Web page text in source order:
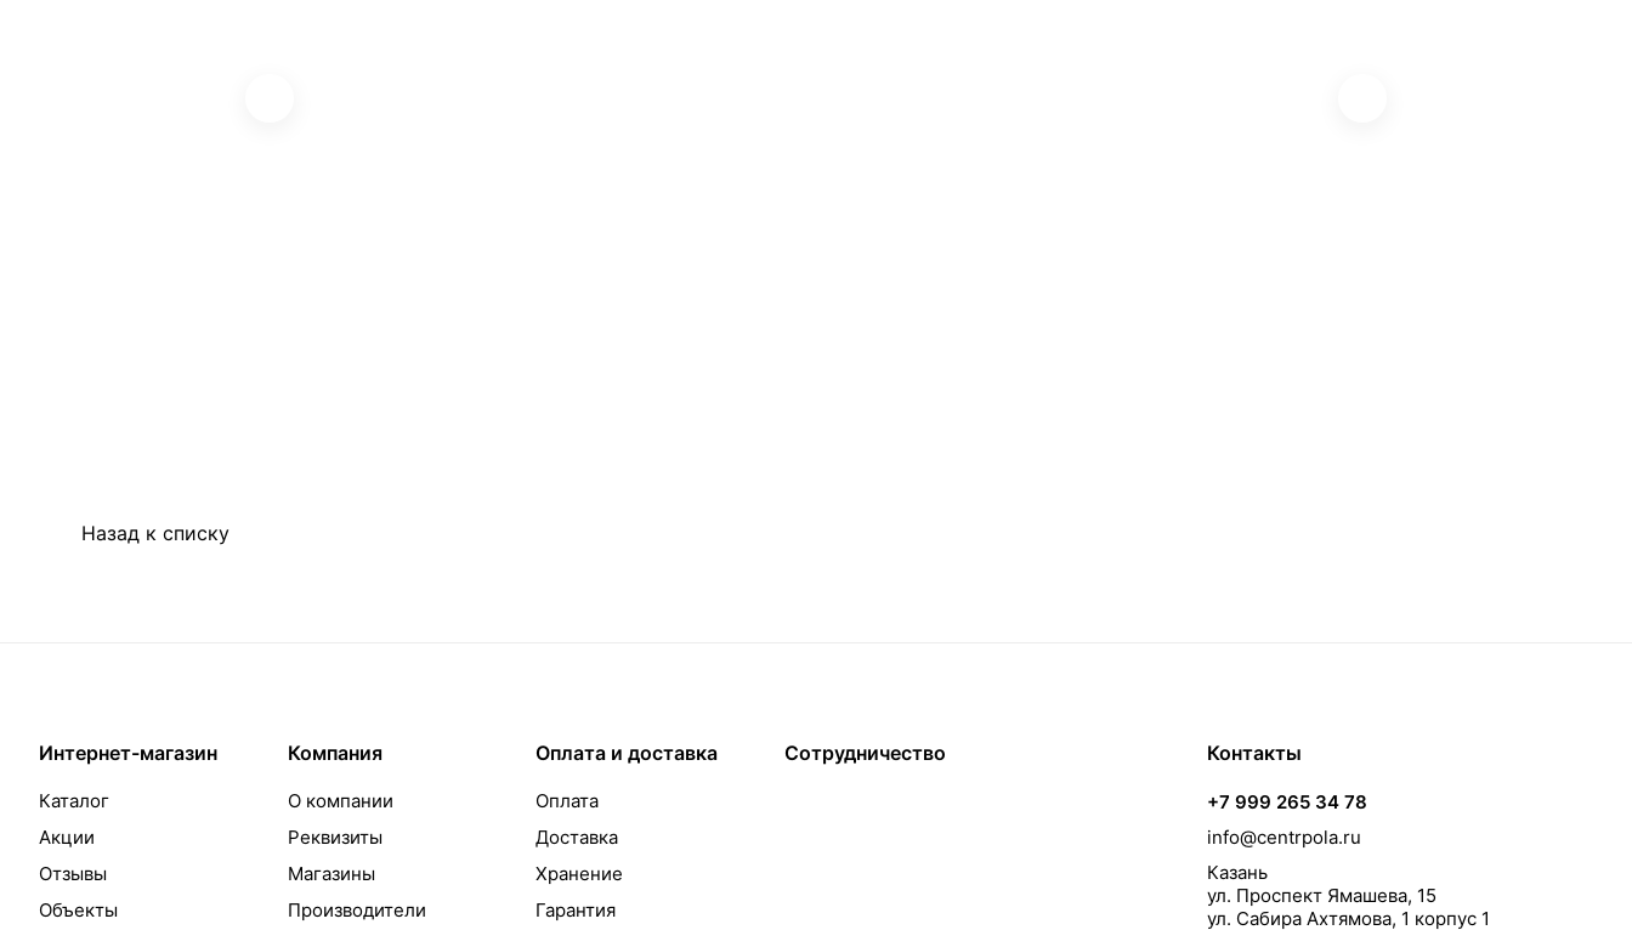
Назад к списку
Интернет-магазин
Каталог
Акции
Отзывы
Объекты
Компания
О компании
Реквизиты
Магазины
Производители
Оплата и доставка
Оплата
Доставка
Хранение
Гарантия
Сотрудничество Контакты
+7 999 265 34 78
info@centrpola.ru
Казань
ул. Проспект Ямашева, 15
ул. Сабира Ахтямова, 1 корпус 1